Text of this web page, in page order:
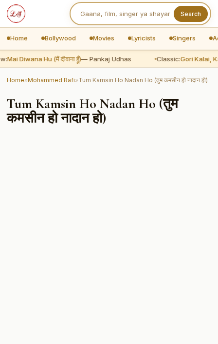
Search
Home Bollywood Movies Lyricists Singers
Mai Diwana Hu (मैं दीवाना हूँ)— Pankaj Udhas Classic:Gori Kalai,
Home»Mohammed Rafi»Tum Kamsin Ho Nadan Ho (तुम कमसीन हो नादान हो)
Tum Kamsin Ho Nadan Ho (तुम
कमसीन हो नादान हो)